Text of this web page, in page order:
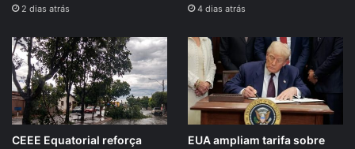
2 dias atrás 4 dias atrás
CEEE Equatorial reforça
EUA ampliam tarifa sobre